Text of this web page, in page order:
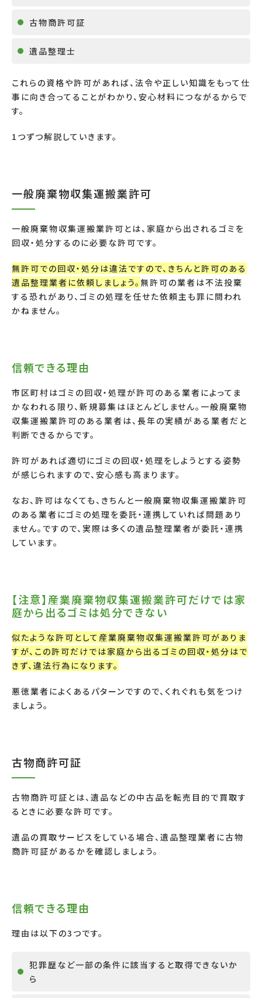
古物商許可証
遺品整理士
これらの資格や許可があれば、法令や正しい知識をもって仕
事に向き合ってることがわかり、安心材料につながるからで
す。
1 つずつ解説していきます。
一般廃棄物収集運搬業許可
一般廃棄物収集運搬業許可とは、家庭から出されるゴミを
回収・処分するのに必要な許可です。
無許可での回収・処分は違法ですので、きちんと許可のある
遺品整理業者に依頼しましょう。 無許可の業者は不法投棄
する恐れがあり、ゴミの処理を任せた依頼主も罪に問われ
かねません。
信頼できる理由
市区町村はゴミの回収・処理が許可のある業者によってま
かなわれる限り、新規募集はほとんどしません。一般廃棄物
収集運搬業許可のある業者は、長年の実績がある業者だと
判断できるからです。
許可があれば適切にゴミの回収・処理をしようとする姿勢
が感じられますので、安心感も高まります。
なお、許可はなくても、きちんと一般廃棄物収集運搬業許可
のある業者にゴミの処理を委託・連携していれば問題あり
ません。ですので、実際は多くの遺品整理業者が委託・連携
しています。
【注意】産業廃棄物収集運搬業許可だけでは家
庭から出るゴミは処分できない
似たような許可として産業廃棄物収集運搬業許可がありま
すが、この許可だけでは家庭から出るゴミの回収・処分はで
きず、違法行為になります。
悪徳業者によくあるパターンですので、くれぐれも気をつけ
ましょう。
古物商許可証
古物商許可証とは、遺品などの中古品を転売目的で買取す
るときに必要な許可です。
遺品の買取サービスをしている場合、遺品整理業者に古物
商許可証があるかを確認しましょう。
信頼できる理由
理由は以下の3 つです。
犯罪歴など一部の条件に該当すると取得できないか
ら